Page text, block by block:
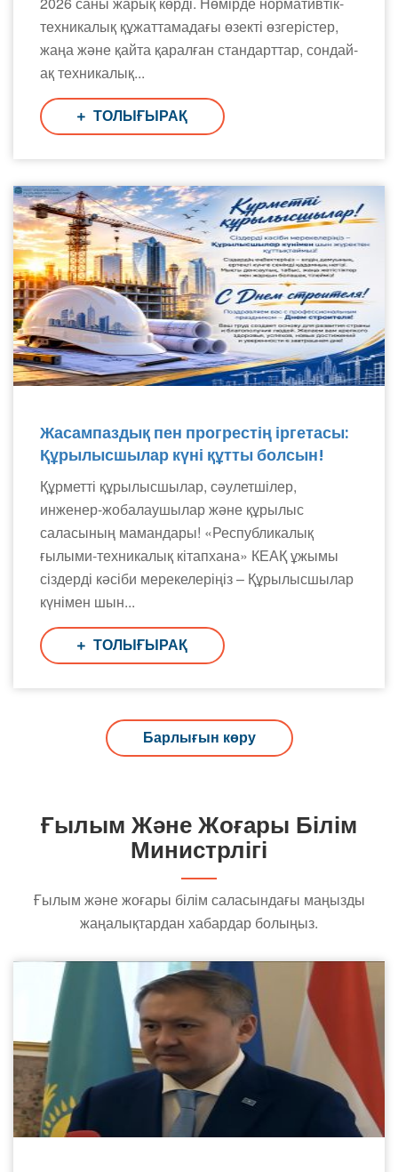
техникалық құжаттамадағы өзекті өзгерістер,
жаңа және қайта қаралған стандарттар, сондай-
ақ техникалық...
ТОЛЫҒЫРАҚ
Жасампаздық пен прогрестің іргетасы:
Құрылысшылар күні құтты болсын!
Құрметті құрылысшылар, сәулетшілер,
инженер-жобалаушылар және құрылыс
саласының мамандары! «Республикалық
ғылыми-техникалық кітапхана» КЕАҚ ұжымы
сіздерді кәсіби мерекелеріңіз – Құрылысшылар
күнімен шын...
ТОЛЫҒЫРАҚ
Барлығын көру
Ғылым Және Жоғары Білім
Министрлігі
Ғылым және жоғары білім саласындағы маңызды
жаңалықтардан хабардар болыңыз.